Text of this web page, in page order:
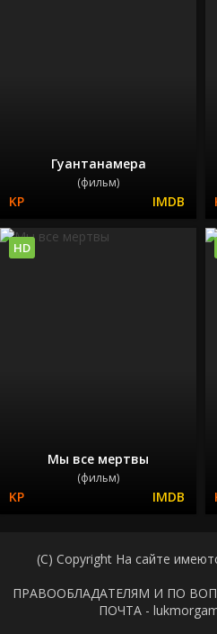
Гуантанамера
(фильм)
Мы все мертвы
(фильм)
HD
(C) Copyright На сайте
ПРАВООБЛАДАТЕЛЯМ И ПО
ПОЧТА -